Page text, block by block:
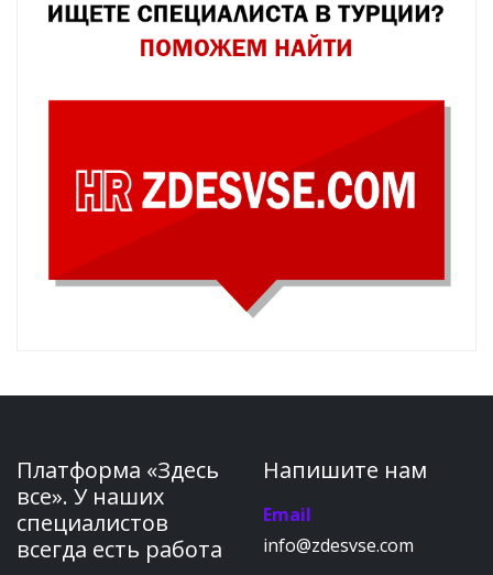
Платформа «Здесь
все». У наших
специалистов
всегда есть работа
Напишите нам
Email
info@zdesvse.com